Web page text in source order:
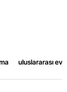
uluslararası